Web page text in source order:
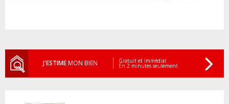
J'ESTIMEMON BIEN Gratuit et Immédiat
En 2 minutes seulement